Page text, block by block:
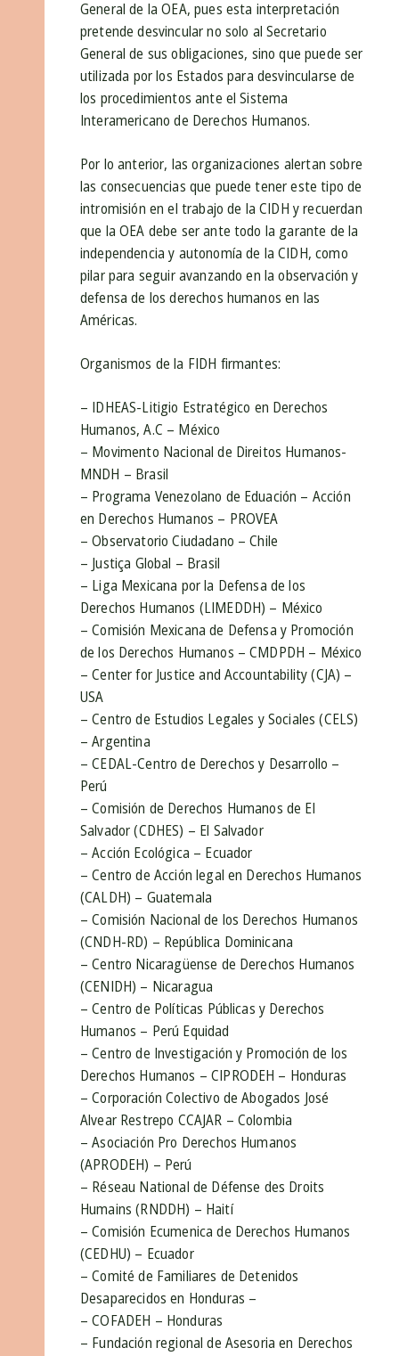
General de la OEA, pues esta interpretación
pretende desvincular no solo al Secretario
General de sus obligaciones, sino que puede ser
utilizada por los Estados para desvincularse de
los procedimientos ante el Sistema
Interamericano de Derechos Humanos.
Por lo anterior, las organizaciones alertan sobre
las consecuencias que puede tener este tipo de
intromisión en el trabajo de la CIDH y recuerdan
que la OEA debe ser ante todo la garante de la
independencia y autonomía de la CIDH, como
pilar para seguir avanzando en la observación y
defensa de los derechos humanos en las
Américas.
Organismos de la FIDH firmantes:
– IDHEAS-Litigio Estratégico en Derechos
Humanos, A.C – México
– Movimento Nacional de Direitos Humanos-
MNDH – Brasil
– Programa Venezolano de Eduación – Acción
en Derechos Humanos – PROVEA
– Observatorio Ciudadano – Chile
– Justiça Global – Brasil
– Liga Mexicana por la Defensa de los
Derechos Humanos (LIMEDDH) – México
– Comisión Mexicana de Defensa y Promoción
de los Derechos Humanos – CMDPDH – México
– Center for Justice and Accountability (CJA) –
USA
– Centro de Estudios Legales y Sociales (CELS)
– Argentina
– CEDAL-Centro de Derechos y Desarrollo –
Perú
– Comisión de Derechos Humanos de El
Salvador (CDHES) – El Salvador
– Acción Ecológica – Ecuador
– Centro de Acción legal en Derechos Humanos
(CALDH) – Guatemala
– Comisión Nacional de los Derechos Humanos
(CNDH-RD) – República Dominicana
– Centro Nicaragüense de Derechos Humanos
(CENIDH) – Nicaragua
– Centro de Políticas Públicas y Derechos
Humanos – Perú Equidad
– Centro de Investigación y Promoción de los
Derechos Humanos – CIPRODEH – Honduras
– Corporación Colectivo de Abogados José
Alvear Restrepo CCAJAR – Colombia
– Asociación Pro Derechos Humanos
(APRODEH) – Perú
– Réseau National de Défense des Droits
Humains (RNDDH) – Haití
– Comisión Ecumenica de Derechos Humanos
(CEDHU) – Ecuador
– Comité de Familiares de Detenidos
Desaparecidos en Honduras –
– COFADEH – Honduras
– Fundación regional de Asesoria en Derechos